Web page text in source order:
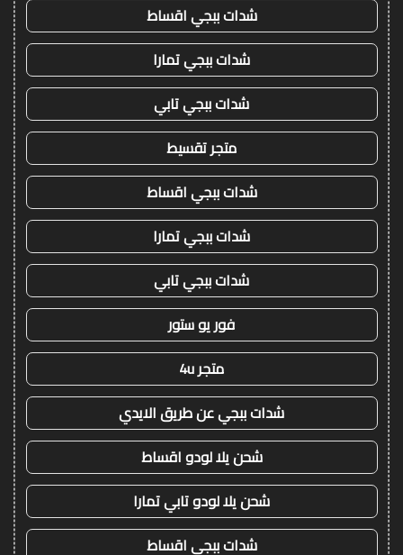
شدات ببجي اقساط
شدات ببجي تمارا
شدات ببجي تابي
متجر تقسيط
شدات ببجي اقساط
شدات ببجي تمارا
شدات ببجي تابي
فور يو ستور
متجر 4u
شدات ببجي عن طريق الايدي
شحن يلا لودو اقساط
شحن يلا لودو تابي تمارا
شدات ببجي اقساط